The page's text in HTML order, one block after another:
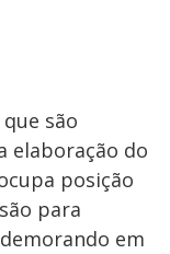
são
elaboração do
posição
para
em